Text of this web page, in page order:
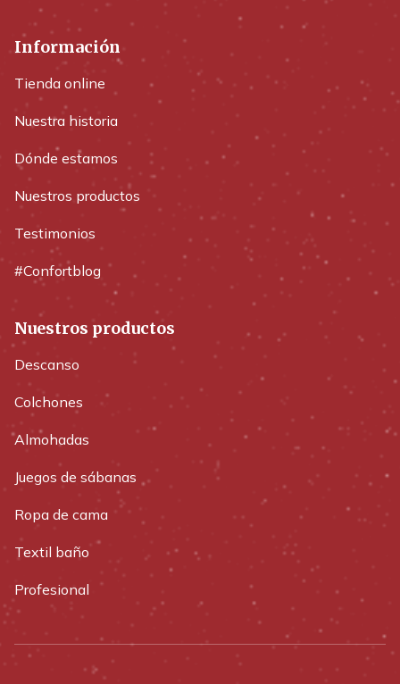
Información
Tienda online
Nuestra historia
Dónde estamos
Nuestros productos
Testimonios
#Confortblog
Nuestros productos
Descanso
Colchones
Almohadas
Juegos de sábanas
Ropa de cama
Textil baño
Profesional